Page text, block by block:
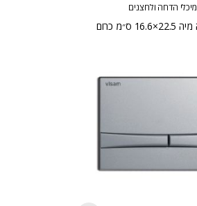
מיכלי הדחה ולחצנים
לחצני שליטה מיה 22.5×16.6 ס״מ כרום